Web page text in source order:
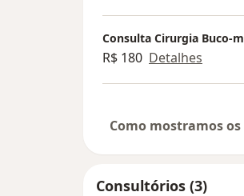
Consulta Cirurgia Buco-
R$ 180 Detalhes
Como mostramos os
Consultórios (3)